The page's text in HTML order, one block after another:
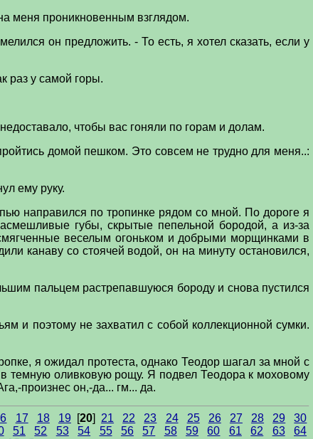
меня проникновенным взглядом.
он предложить. - То есть, я хотел сказать, если у
раз у самой горы.
чтобы вас гоняли по горам и долам.
домой пешком. Это совсем не трудно для меня..:
ему руку.
направился по тропинке рядом со мной. По дороге я
губы, скрытые пепельной бородой, а из-за
веселым огоньком и добрыми морщинками в
канаву со стоячей водой, он на минуту остановился,
пальцем растрепавшуюся бороду и снова пустился
и поэтому не захватил с собой коллекционной сумки.
я ожидал протеста, однако Теодор шагал за мной с
темную оливковую рощу. Я подвел Теодора к моховому
произнес он,-да... гм... да.
17 18 19[20] 21 22 23 24 25 26 27 28 29
30
51 52 53 54 55 56 57 58 59 60 61 62 63
64